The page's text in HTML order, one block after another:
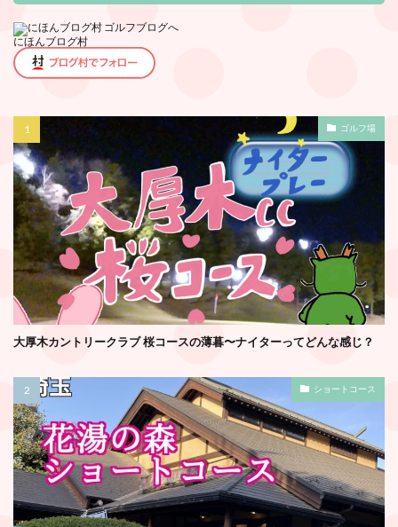
にほんブログ村
ゴルフ場
大厚木カントリークラブ 桜コースの薄暮〜ナイターってどんな感じ？
ショートコース